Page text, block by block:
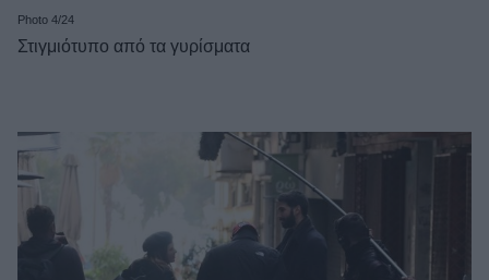
Photo 4/24
Στιγμιότυπο από τα γυρίσματα